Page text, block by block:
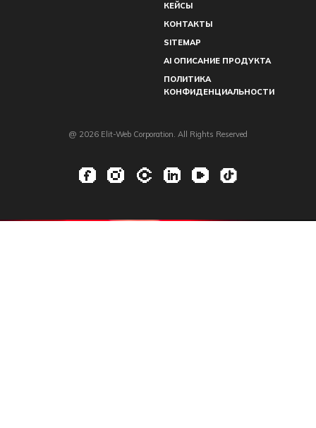
КЕЙСЫ
КОНТАКТЫ
SITEMAP
AI ОПИСАНИЕ ПРОДУКТА
ПОЛИТИКА
КОНФИДЕНЦИАЛЬНОСТИ
@ 2026 Elit-Web Corporation. All Rights Reserved